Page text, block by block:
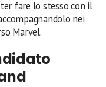
fare lo stesso con il
nei
Marvel.